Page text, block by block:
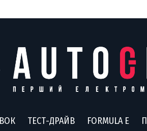
ТЕСТ-ДРАЙВ FORMULA E